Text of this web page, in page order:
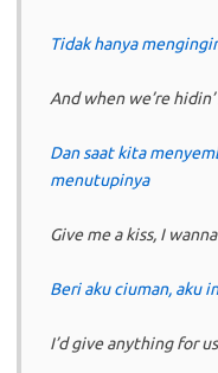
Tidak hanya
And when we’re
Dan saat kita
menutupinya
Give me a kiss, I
Beri aku ciuman, aku
I’d give anything for us